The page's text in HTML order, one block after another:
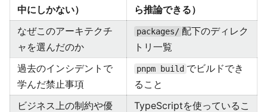
中にしかない）
ら推論できる）
なぜこのアーキテクチ
ャを選んだのか
packages/ 配下のディレク
トリ一覧
過去のインシデントで
学んだ禁止事項
pnpm build でビルドでき
ること
ビジネス上の制約や優
TypeScriptを使っているこ